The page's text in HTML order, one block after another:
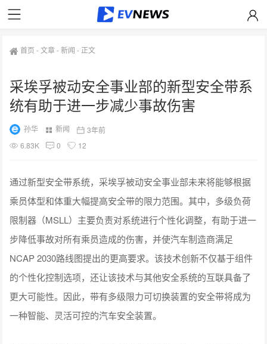
首页 -文章-新闻 - 正文
采埃孚被动安全事业部的新型安全带系
统有助于进一步减少事故伤害
孙华 新闻
3年前
6.83K
0 12
通过新型安全带系统，采埃孚被动安全事业部未来将能够根据
乘员体型和体重大幅提高安全带的限力范围。其中，多级负荷
限制器（MSLL）主要负责对系统进行个性化调整，有助于进一
步降低事故对所有乘员造成的伤害，并使汽车制造商满足
NCAP 2030路线图提出的更高要求。该技术创新不仅基于组件
的个性化控制选项，还让该技术与其他安全系统的互联具备了
更大可能性。因此，带有多级限力可切换装置的安全带将成为
一种智能、灵活可控的汽车安全装置。